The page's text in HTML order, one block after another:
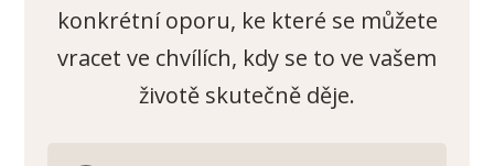
konkrétní oporu, ke které se můžete
vracet ve chvílích, kdy se to ve vašem
životě skutečně děje.